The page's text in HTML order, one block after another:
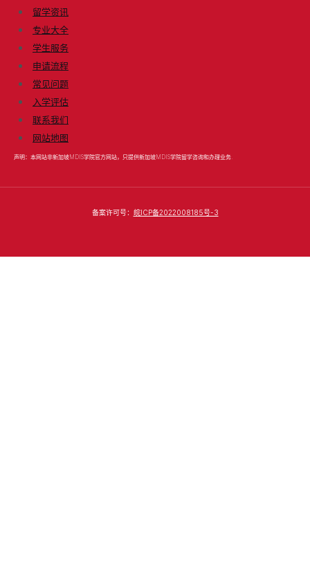
留学资讯
专业大全
学生服务
申请流程
常见问题
入学评估
联系我们
网站地图
声明：本网站非新加坡MDIS学院官方网站，只提供新加坡MDIS学院留学咨询和办理业务.
备案许可号： 皖ICP备2022008185号-3